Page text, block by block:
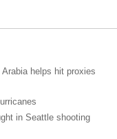
helps hit proxies
in Seattle shooting